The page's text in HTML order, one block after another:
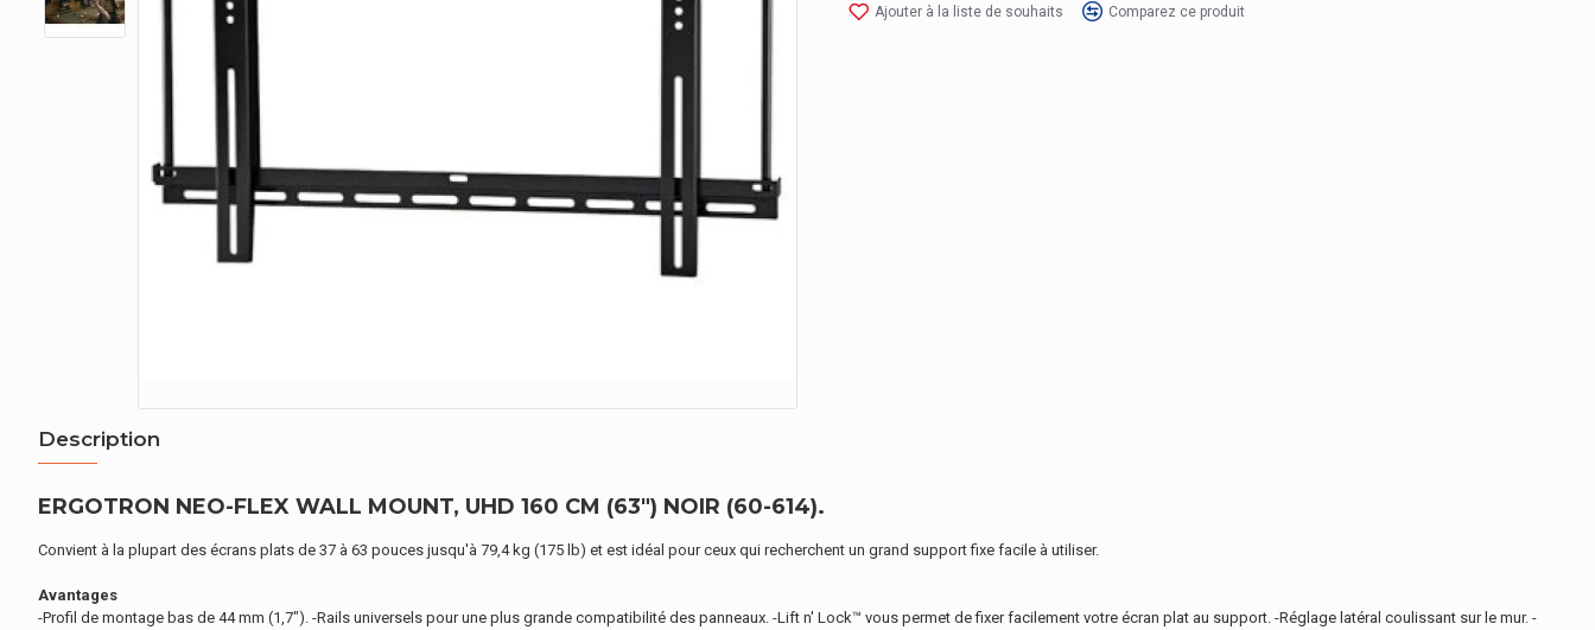
Ajouter à la liste de souhaits Comparez ce produit
Description
ERGOTRON NEO-FLEX WALL MOUNT, UHD 160 CM (63") NOIR (60-614).
Convient à la plupart des écrans plats de 37 à 63 pouces jusqu'à 79,4 kg (175 lb) et est idéal pour ceux qui recherchent un grand support fixe facile à utiliser.
Avantages
-Profil de montage bas de 44 mm (1,7"). -Rails universels pour une plus grande compatibilité des panneaux. -Lift n' Lock™ vous permet de fixer facilement votre écran plat au support. -Réglage latéral coulissant sur le mur. -